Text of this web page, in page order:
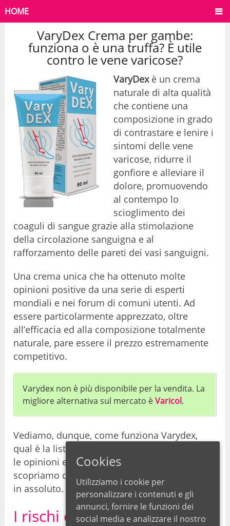
HOME
VaryDex Crema per gambe:
funziona o è una truffa? È utile
contro le vene varicose?
VaryDexè un crema
naturale di alta qualità
che contiene una
composizione in grado
di contrastare e lenire i
sintomi delle vene
varicose, ridurre il
gonfiore e alleviare il
dolore, promuovendo
al contempo lo
scioglimento dei
coaguli di sangue grazie alla stimolazione
della circolazione sanguigna e al
rafforzamento delle pareti dei vasi sanguigni.
Una crema unica che ha ottenuto molte
opinioni positive da una serie di esperti
mondiali e nei forum di comuni utenti. Ad
essere particolarmente apprezzato, oltre
all’efficacia ed alla composizione totalmente
naturale, pare essere il prezzo estremamente
competitivo.
Varydex non è più disponibile per la vendita. La
migliore alternativa sul mercato èVaricol.
Vediamo, dunque, come funziona Varydex,
qual è la lista dei suoi ingredienti, cosa dicono
le opinioni e le recensioni dei clienti e
scopriamo dove acquistarla al miglior prezzo
in assoluto.
I rischi delle vene varicose
Cookies
Utilizziamo i cookie per
personalizzare i contenuti e gli
annunci, fornire le funzioni dei
social media e analizzare il nostro